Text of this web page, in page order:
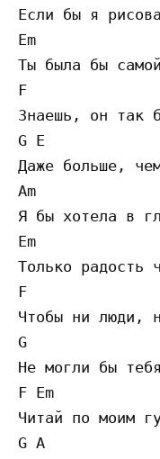
Если бы я
Em
Ты была бы
F
Знаешь, он так
G E
Даже больше,
Am
Я бы хотела в
Em
Только радость
F
Чтобы ни люди,
G
Не могли бы
F Em
Читай по моим
G A